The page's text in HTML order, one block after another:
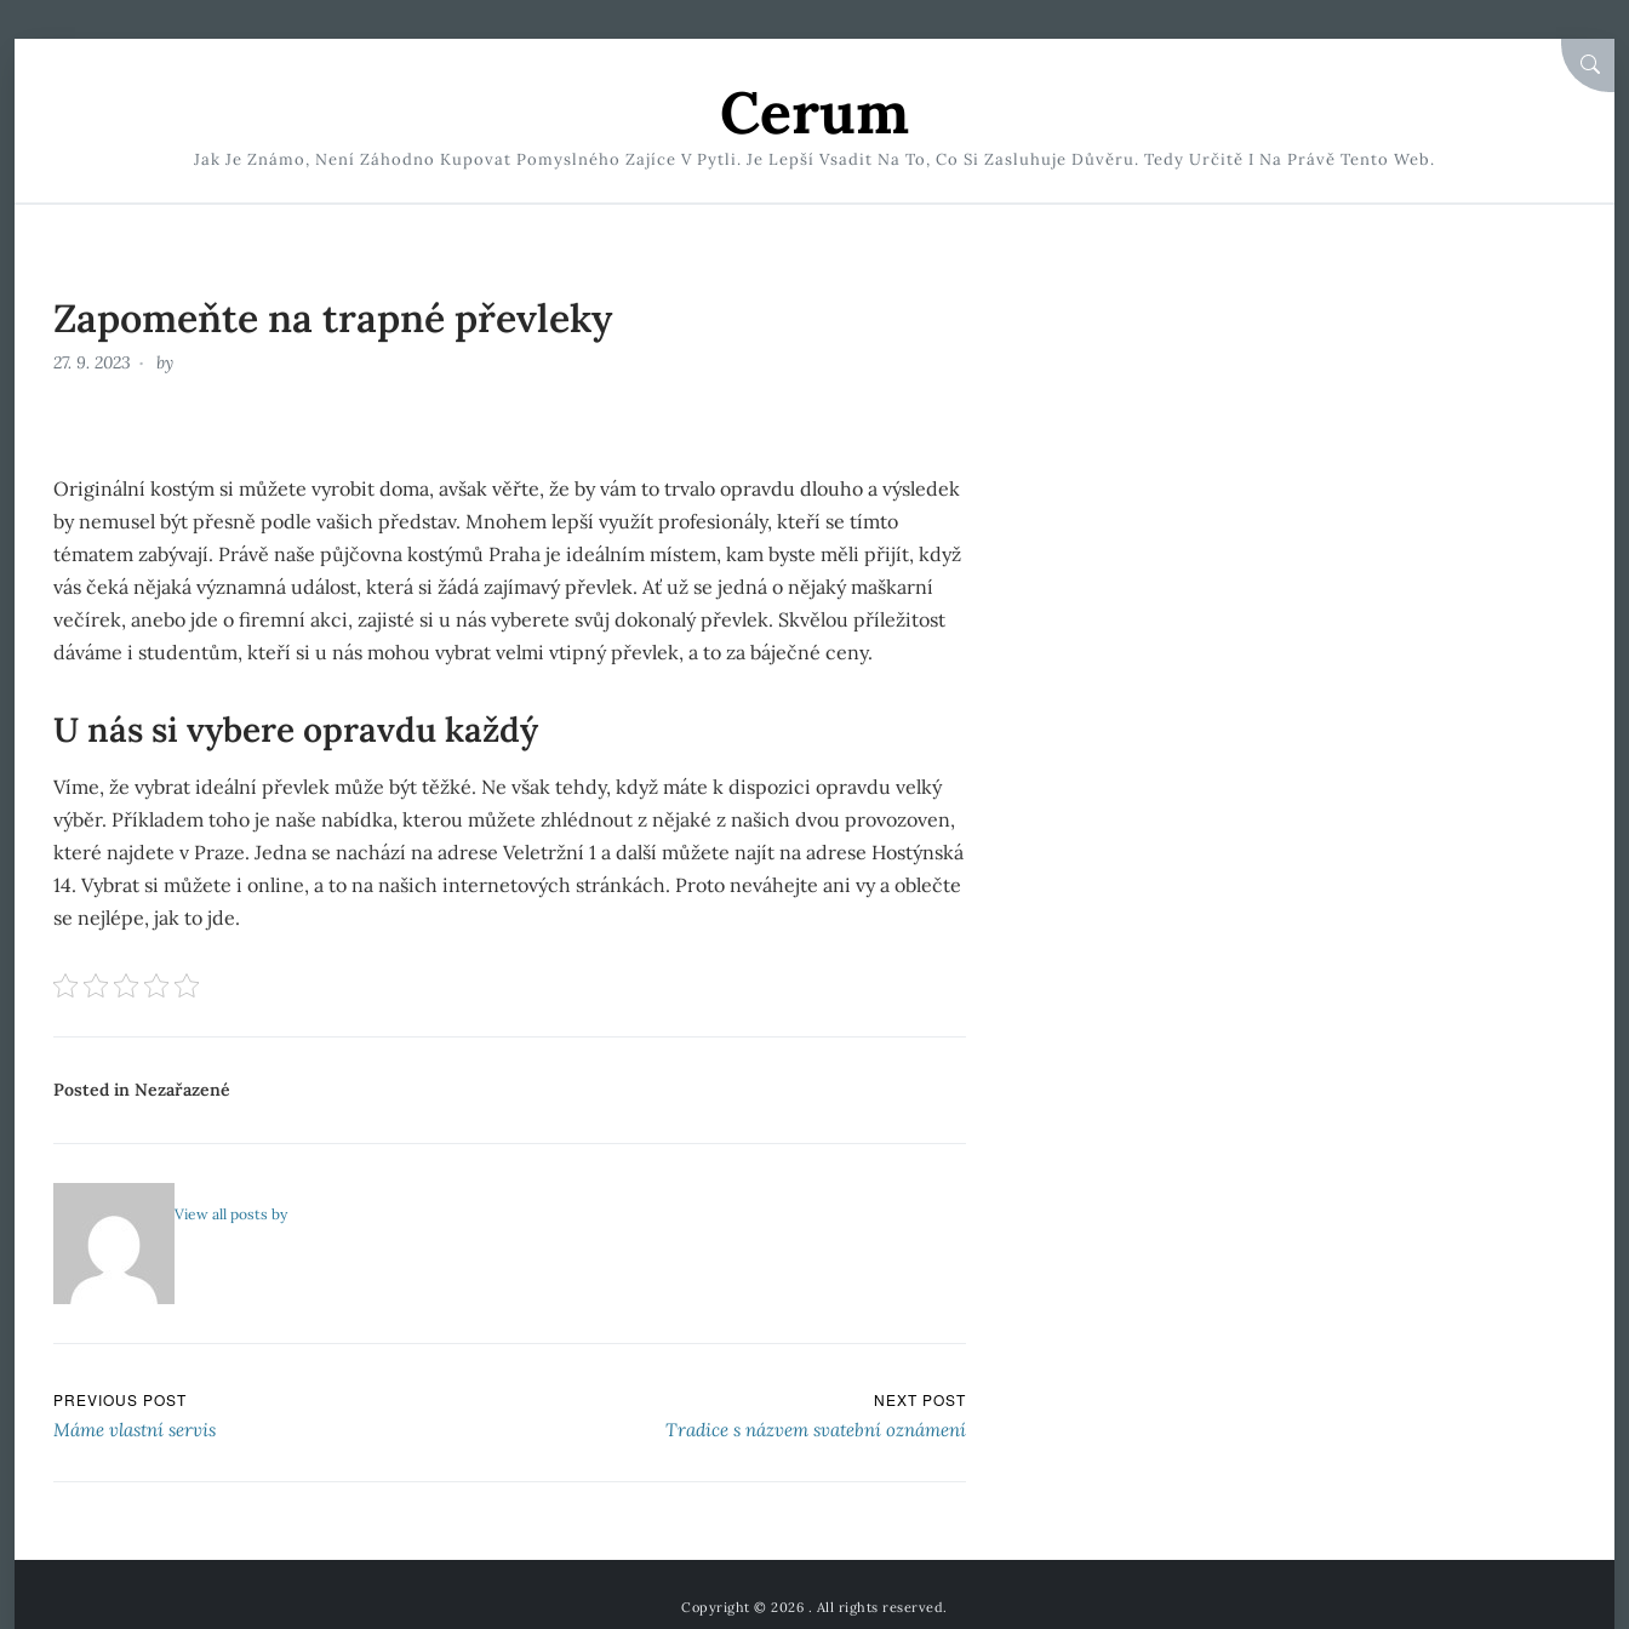
Cerum
Jak Je Známo, Není Záhodno Kupovat Pomyslného Zajíce V Pytli. Je Lepší Vsadit Na To, Co Si Zasluhuje Důvěru. Tedy Určitě I Na Právě Tento Web.
Zapomeňte na trapné převleky
27. 9. 2023 by
Originální kostým si můžete vyrobit doma, avšak věřte, že by vám to trvalo opravdu dlouho a výsledek
by nemusel být přesně podle vašich představ. Mnohem lepší využít profesionály, kteří se tímto
tématem zabývají. Právě naše půjčovna kostýmů Praha je ideálním místem, kam byste měli přijít, když
vás čeká nějaká významná událost, která si žádá zajímavý převlek. Ať už se jedná o nějaký maškarní
večírek, anebo jde o firemní akci, zajisté si u nás vyberete svůj dokonalý převlek. Skvělou příležitost
dáváme i studentům, kteří si u nás mohou vybrat velmi vtipný převlek, a to za báječné ceny.
U nás si vybere opravdu každý
Víme, že vybrat ideální převlek může být těžké. Ne však tehdy, když máte k dispozici opravdu velký
výběr. Příkladem toho je naše nabídka, kterou můžete zhlédnout z nějaké z našich dvou provozoven,
které najdete v Praze. Jedna se nachází na adrese Veletržní 1 a další můžete najít na adrese Hostýnská
14. Vybrat si můžete i online, a to na našich internetových stránkách. Proto neváhejte ani vy a oblečte
se nejlépe, jak to jde.
Posted in Nezařazené
View all posts by
Navigace pro příspěvek
PREVIOUS POST
Máme vlastní servis
NEXT POST
Tradice s názvem svatební oznámení
Copyright © 2026 . All rights reserved.